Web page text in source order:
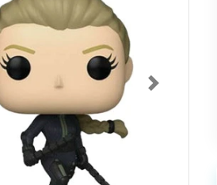
Next